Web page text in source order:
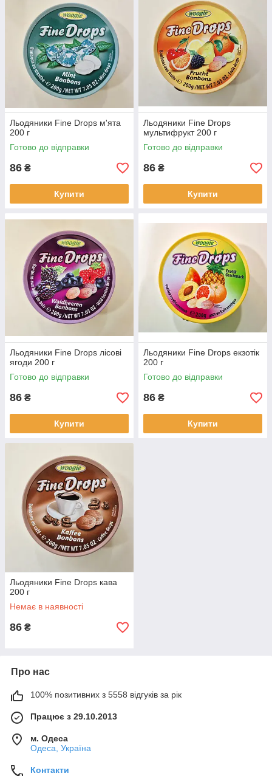
Льодяники Fine Drops м'ята
200 г
Готово до відправки
86 ₴
Купити
Льодяники Fine Drops
мультифрукт 200 г
Готово до відправки
86 ₴
Купити
Льодяники Fine Drops лісові
ягоди 200 г
Готово до відправки
86 ₴
Купити
Льодяники Fine Drops екзотік
200 г
Готово до відправки
86 ₴
Купити
Льодяники Fine Drops кава
200 г
Немає в наявності
86 ₴
Про нас
100% позитивних з 5558 відгуків за рік
Працює з 29.10.2013
м. Одеса
Одеса, Україна
Контакти